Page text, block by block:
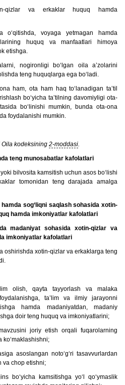
qizlar va erkaklar huquq hamda
o‘qitishda, voyaga yetmagan hamda
huquq va manfaatlari himoya
etishga.
nogironligi bo‘lgan oila a’zolarini
teng huquqlarga ega bo‘ladi.
ham, ota ham haq to‘lanadigan ta’til
bo‘yicha ta’tilning davomiyligi ota-
bo‘linishi mumkin, bunda ota-ona
foydalanishi mumkin.
Oila kodeksining 2-moddasi.
teng munosabatlar kafolatlari
bilvosita kamsitish uchun asos bo‘lishi
tomonidan teng darajada amalga
sog‘liqni saqlash sohasida xotin-
hamda imkoniyatlar kafolatlari
madaniyat sohasida xotin-qizlar va
imkoniyatlar kafolatlari
oshirishda xotin-qizlar va erkaklarga teng
olish, qayta tayyorlash va malaka
ta’lim va ilmiy jarayonni
hamda madaniyatdan, madaniy
doir teng huquq va imkoniyatlarini;
joriy etish orqali fuqarolarning
ko‘maklashishni;
asoslangan noto‘g‘ri tasavvurlardan
va chop etishni;
bo‘yicha kamsitishga yo‘l qo‘ymaslik